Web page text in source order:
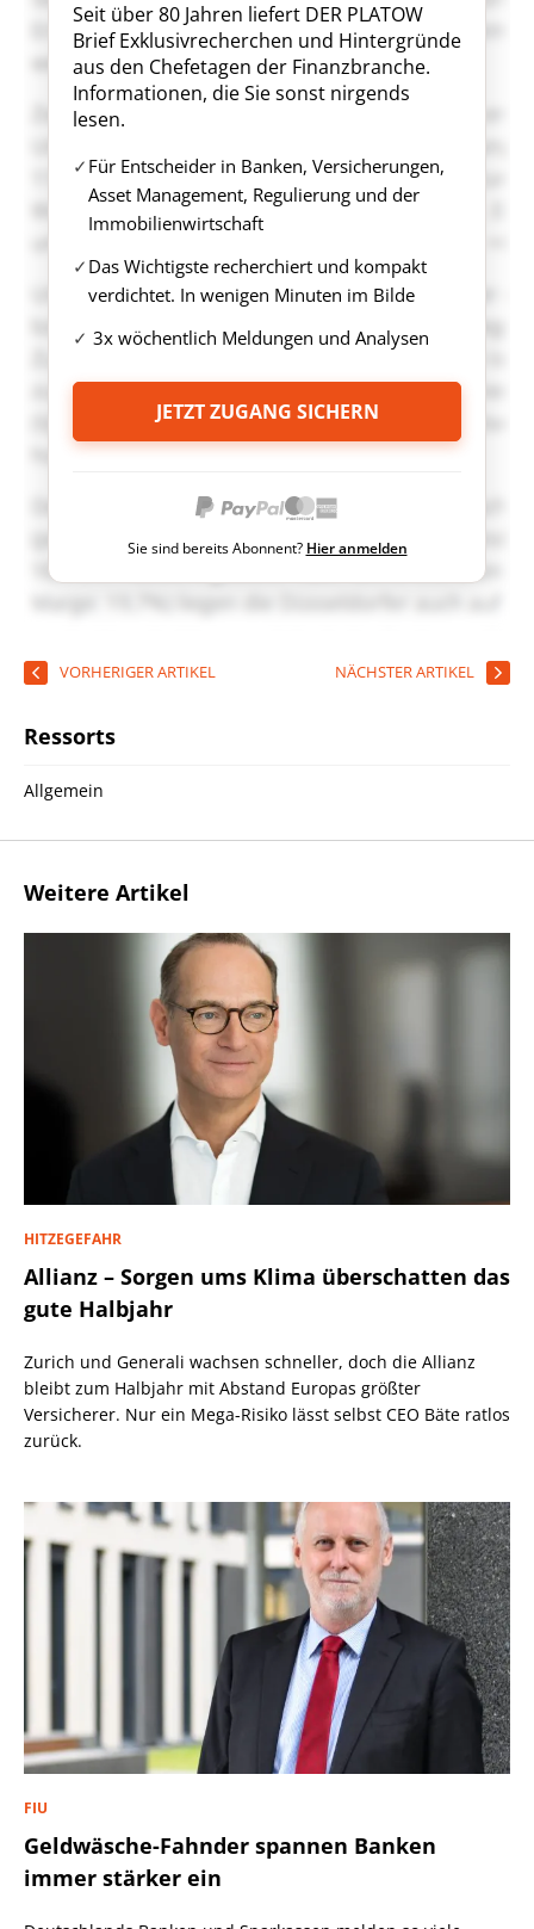
Seit über 80 Jahren liefert DER PLATOW
Brief Exklusivrecherchen und Hintergründe
aus den Chefetagen der Finanzbranche.
Informationen, die Sie sonst nirgends
lesen.
Für Entscheider in Banken, Versicherungen,
Asset Management, Regulierung und der
Immobilienwirtschaft
Das Wichtigste recherchiert und kompakt
verdichtet. In wenigen Minuten im Bilde
3x wöchentlich Meldungen und Analysen
JETZT ZUGANG SICHERN
Sie sind bereits Abonnent? Hier anmelden
VORHERIGER ARTIKEL NÄCHSTER ARTIKEL
Ressorts
Allgemein
Weitere Artikel
HITZEGEFAHR
Allianz – Sorgen ums Klima überschatten das
gute Halbjahr
Zurich und Generali wachsen schneller, doch die Allianz
bleibt zum Halbjahr mit Abstand Europas größter
Versicherer. Nur ein Mega-Risiko lässt selbst CEO Bäte ratlos
zurück.
FIU
Geldwäsche-Fahnder spannen Banken
immer stärker ein